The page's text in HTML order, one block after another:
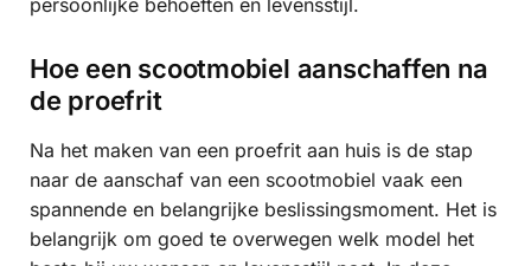
Hoe een scootmobiel aanschaffen na
de proefrit
Na het maken van een proefrit aan huis is de stap
naar de aanschaf van een scootmobiel vaak een
spannende en belangrijke beslissingsmoment. Het is
belangrijk om goed te overwegen welk model het